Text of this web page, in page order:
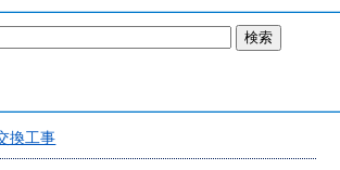
換工事